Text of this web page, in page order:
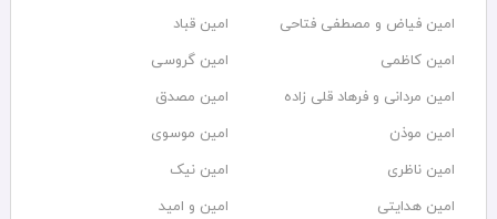
امین فیاض و مصطفی فتاحی
امین قباد
امین کاظمی
امین گروسی
امین مردانی و فرهاد قلی زاده
امین مصدق
امین موذن
امین موسوی
امین ناظری
امین نیک
امین هدایتی
امین و امید